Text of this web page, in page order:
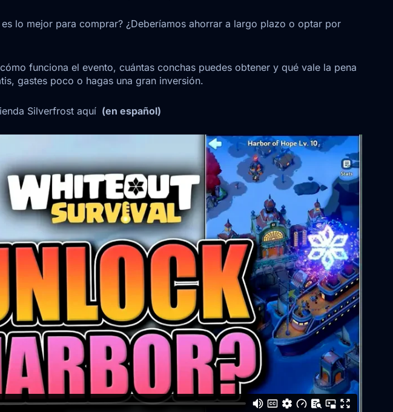
lo mejor para comprar? ¿Deberíamos ahorrar a largo plazo o optar por
funciona el evento, cuántas conchas puedes obtener y qué vale la pena
gastes poco o hagas una gran inversión.
Silverfrost aquí (en español)